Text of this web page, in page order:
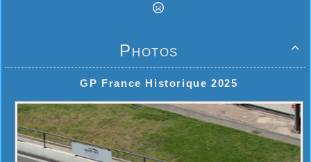

Photos
GP France Historique 2025